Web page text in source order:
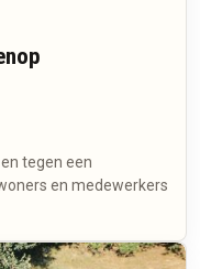
tegen een
en medewerkers